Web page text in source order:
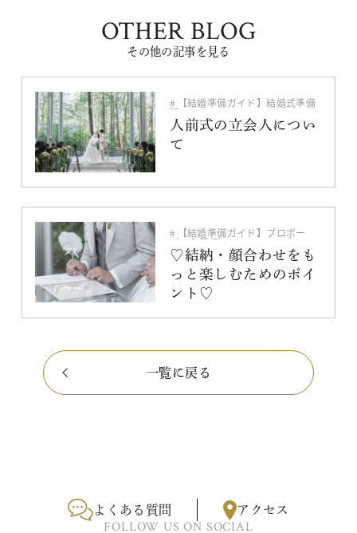
OTHER BLOG
その他の記事を見る
【結婚準備ガイド】結婚式準備
編
【結婚準備ガイド】その他
挙式スタイル
人前式の立会人につい
て
【結婚準備ガイド】プロポー
ズ〜入籍編
結納
♡結納・顔合わせをも
っと楽しむためのポイ
ント♡
一覧に戻る
よくある質問 アクセス
FOLLOW US ON SOCIAL